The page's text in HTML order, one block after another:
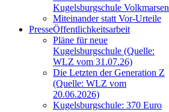
Kugelsburgschule Volkmarsen
Miteinander statt Vor-Urteile
PresseÖffentlichkeitsarbeit
Pläne für neue
Kugelsburgschule (Quelle:
WLZ vom 31.07.26)
Die Letzten der Generation Z
(Quelle: WLZ vom
20.06.2026)
Kugelsburgschule: 370 Euro